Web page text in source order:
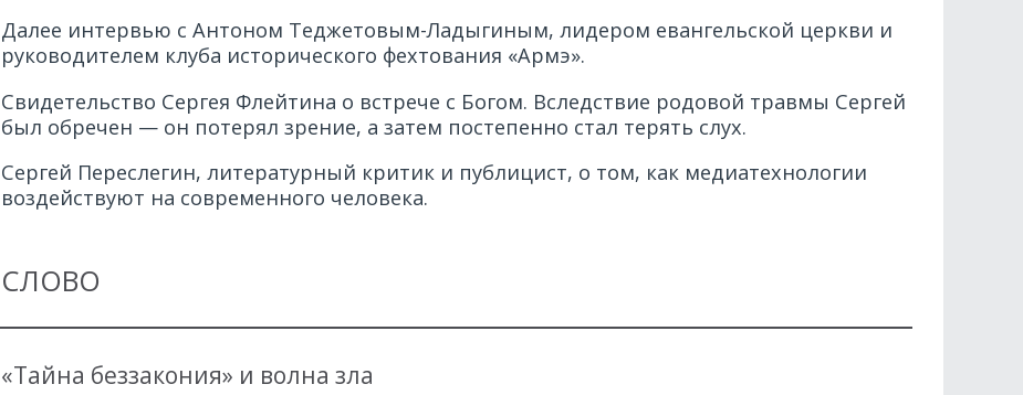
Далее интервью с Антоном Теджетовым-Ладыгиным, лидером евангельской церкви и
руководителем клуба исторического фехтования «Армэ».
Свидетельство Сергея Флейтина о встрече с Богом. Вследствие родовой травмы Сергей
был обречен — он потерял зрение, а затем постепенно стал терять слух.
Сергей Переслегин, литературный критик и публицист, о том, как медиатехнологии
воздействуют на современного человека.
СЛОВО
«Тайна беззакония» и волна зла